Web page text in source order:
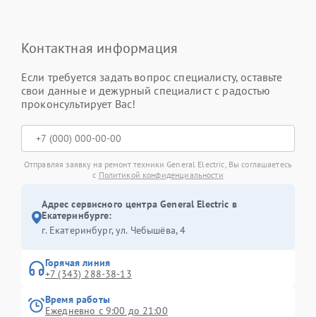
Контактная информация
Если требуется задать вопрос специалисту, оставьте
свои данные и дежурный специалист с радостью
проконсультирует Вас!
Отправляя заявку на ремонт техники General Electric, Вы соглашаетесь
с Политикой конфиденциальности
Адрес сервисного центра General Electric в
Екатеринбурге:
г. Екатеринбург, ул. Чебышёва, 4
Горячая линия
+7 (343) 288-38-13
Время работы
Ежедневно с 9:00 до 21:00